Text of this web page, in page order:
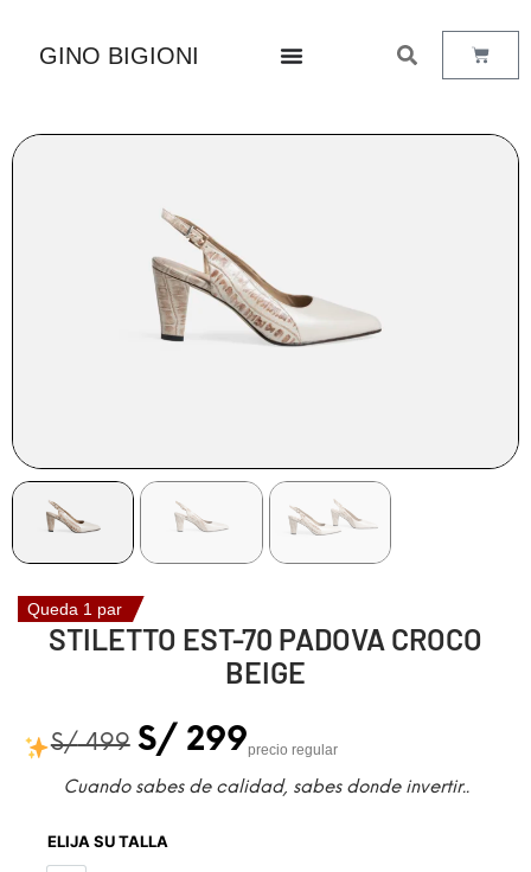
GINO BIGIONI
Queda 1 par
STILETTO EST-70 PADOVA CROCO
BEIGE
S/499 S/ 299precio regular
Cuando sabes de calidad, sabes donde invertir..
ELIJA SU TALLA